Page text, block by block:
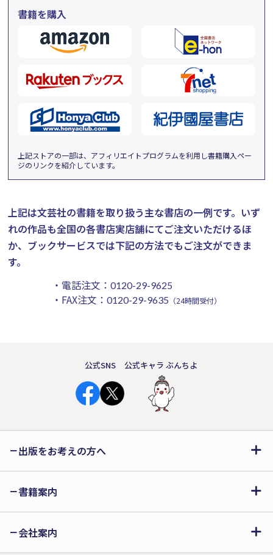
書籍を購入
上記ストアの一部は、アフィリエイトプログラムを利用し書籍購入ペー
ジのリンクを紹介しています。
上記は文芸社の書籍を取り扱う主な書店の一例です。 いず
れの作品も全国の各書店実店舗にてご注文いただけるほ
か、ブックサービスでは下記の方法でもご注文ができま
す。
・電話注文： 0120-29-9625
・FAX注文： 0120-29-9635 （24時間受付）
公式SNS 公式キャラ ぶんちよ
出版をお考えの方へ
書籍案内
会社案内